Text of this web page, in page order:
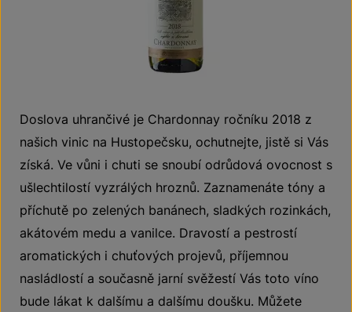
Doslova uhrančivé je Chardonnay ročníku 2018 z
našich vinic na Hustopečsku, ochutnejte, jistě si Vás
získá. Ve vůni i chuti se snoubí odrůdová ovocnost s
ušlechtilostí vyzrálých hroznů. Zaznamenáte tóny a
příchutě po zelených banánech, sladkých rozinkách,
akátovém medu a vanilce. Dravostí a pestrostí
aromatických i chuťových projevů, příjemnou
nasládlostí a současně jarní svěžestí Vás toto víno
bude lákat k dalšímu a dalšímu doušku. Můžete